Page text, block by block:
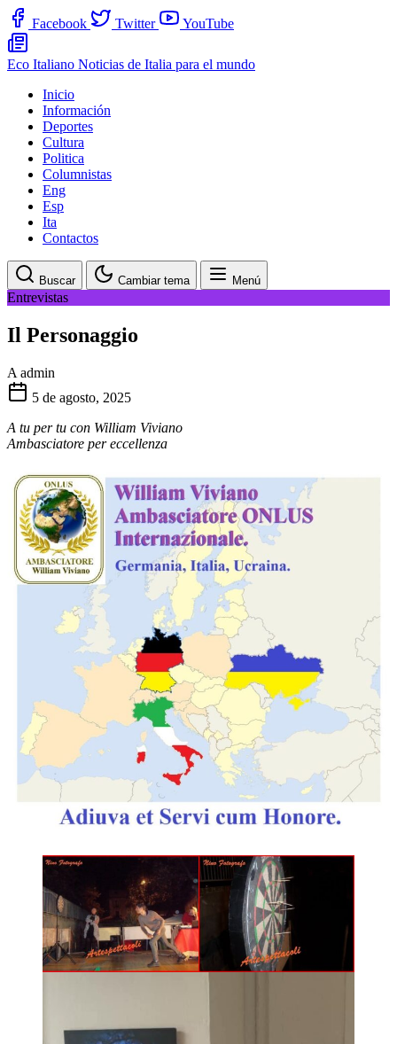
Facebook Twitter YouTube
Eco Italiano Noticias de Italia para el mundo
Inicio
Información
Deportes
Cultura
Politica
Columnistas
Eng
Esp
Ita
Contactos
Buscar Cambiar tema Menú
Entrevistas
Il Personaggio
A admin
5 de agosto, 2025
A tu per tu con William Viviano
Ambasciatore per eccellenza